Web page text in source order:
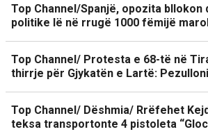
Top Channel/Spanjë, opozita
politike lë në rrugë 1000 fëmijë
Top Channel/ Protesta e 68-të në
thirrje për Gjykatën e Lartë:
Top Channel/ Dëshmia/ Rrëfehet
teksa transportonte 4 pistoleta